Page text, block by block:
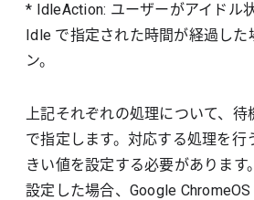
* IdleAction: ユーザーがアイドル
Idle で指定された時間が経過した
ン。
上記それぞれの処理について、待
で指定します。対応する処理を行
きい値を設定する必要があります
設定した場合、Google